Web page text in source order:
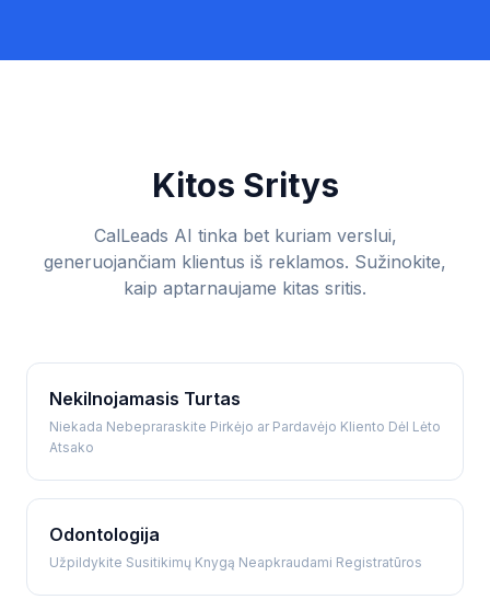
Kitos Sritys
CalLeads AI tinka bet kuriam verslui,
generuojančiam klientus iš reklamos. Sužinokite,
kaip aptarnaujame kitas sritis.
Nekilnojamasis Turtas
Niekada Nebepraraskite Pirkėjo ar Pardavėjo Kliento Dėl Lėto
Atsako
Odontologija
Užpildykite Susitikimų Knygą Neapkraudami Registratūros